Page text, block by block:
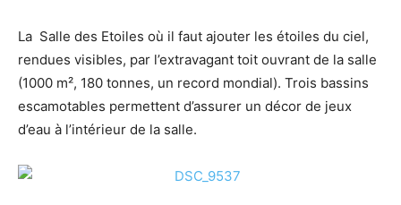
La Salle des Etoiles où il faut ajouter les étoiles du ciel,
rendues visibles, par l’extravagant toit ouvrant de la salle
(1000 m², 180 tonnes, un record mondial). Trois bassins
escamotables permettent d’assurer un décor de jeux
d’eau à l’intérieur de la salle.